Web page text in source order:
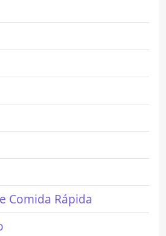
Comida Rápida